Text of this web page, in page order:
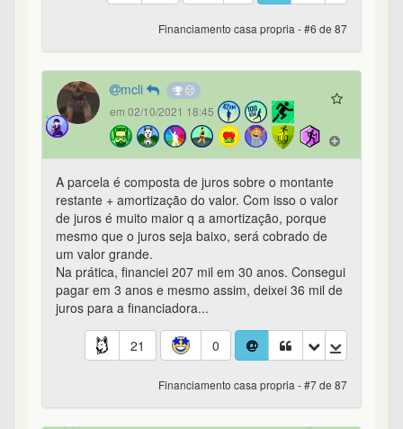
Financiamento casa propria - #6 de 87
mcli
em 02/10/2021 18:45
A parcela é composta de juros sobre o montante
restante + amortização do valor. Com isso o valor
de juros é muito maior q a amortização, porque
mesmo que o juros seja baixo, será cobrado de
um valor grande.
Na prática, financiei 207 mil em 30 anos. Consegui
pagar em 3 anos e mesmo assim, deixei 36 mil de
juros para a financiadora...
21 0
Financiamento casa propria - #7 de 87